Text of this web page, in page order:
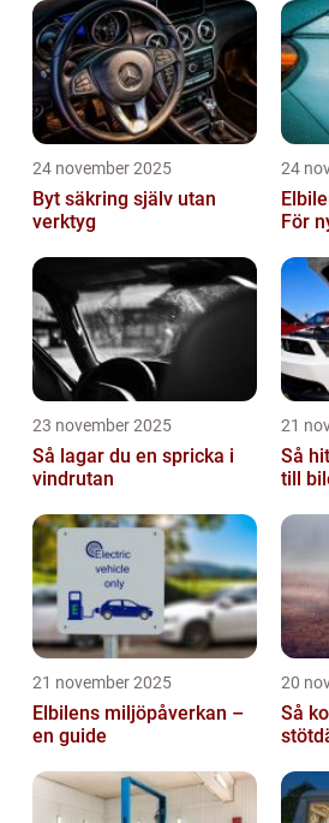
24 november 2025
Byt säkring själv utan
verktyg
24
För
23 november 2025
Så lagar du en spricka i
vindrutan
21
Så
till
21 november 2025
Elbilens miljöpåverkan –
en guide
20
Så